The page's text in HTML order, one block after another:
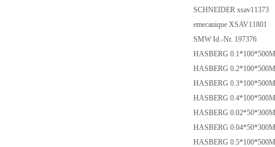
SCHNEIDER xsav11373
emecanique XSAV11801
SMW Id.-Nr. 197376
HASBERG
HASBERG
HASBERG
HASBERG
HASBERG
HASBERG
HASBERG